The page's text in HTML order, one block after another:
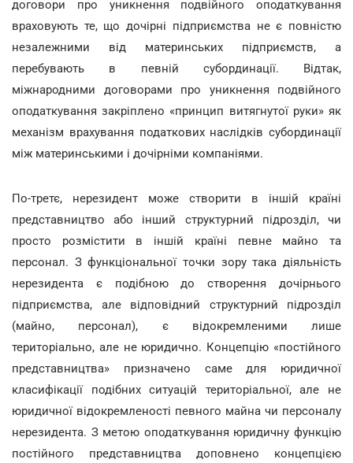
договори про уникнення подвійного оподаткування
враховують те, що дочірні підприємства не є повністю
незалежними від материнських підприємств, а
перебувають в певній субординації. Відтак,
міжнародними договорами про уникнення подвійного
оподаткування закріплено «принцип витягнутої руки» як
механізм врахування податкових наслідків субординації
між материнськими і дочірніми компаніями.
По-третє, нерезидент може створити в іншій країні
представництво або інший структурний підрозділ, чи
просто розмістити в іншій країні певне майно та
персонал. З функціональної точки зору така діяльність
нерезидента є подібною до створення дочірнього
підприємства, але відповідний структурний підрозділ
(майно, персонал), є відокремленими лише
територіально, але не юридично. Концепцію «постійного
представництва» призначено саме для юридичної
класифікації подібних ситуацій територіальної, але не
юридичної відокремленості певного майна чи персоналу
нерезидента. З метою оподаткування юридичну функцію
постійного представництва доповнено концепцією